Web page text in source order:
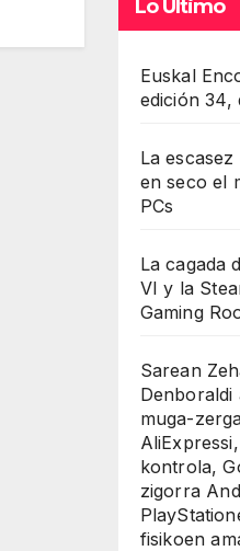
Lo Último
Euskal
edición 34,
La
en seco el
PCs
La cagada
VI y la
Gaming
Sarean
Denboraldi
muga-
kontrola,
zigorra
fisikoen